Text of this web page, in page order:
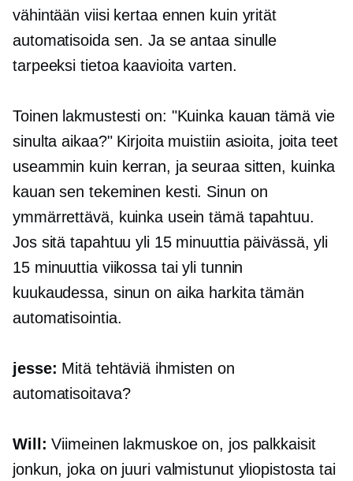
vähintään viisi kertaa ennen kuin yrität
automatisoida sen. Ja se antaa sinulle
tarpeeksi tietoa kaavioita varten.
Toinen lakmustesti on: "Kuinka kauan tämä vie
sinulta aikaa?" Kirjoita muistiin asioita, joita teet
useammin kuin kerran, ja seuraa sitten, kuinka
kauan sen tekeminen kesti. Sinun on
ymmärrettävä, kuinka usein tämä tapahtuu.
Jos sitä tapahtuu yli 15 minuuttia päivässä, yli
15 minuuttia viikossa tai yli tunnin
kuukaudessa, sinun on aika harkita tämän
automatisointia.
jesse: Mitä tehtäviä ihmisten on
automatisoitava?
Will: Viimeinen lakmuskoe on, jos palkkaisit
jonkun, joka on juuri valmistunut yliopistosta tai